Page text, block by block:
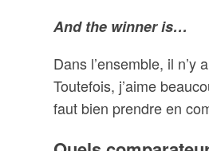
And the winner is…
Dans l’ensemble, il
Toutefois, j’aime
faut bien prendre en